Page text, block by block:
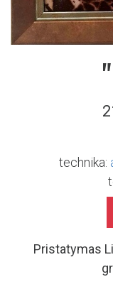
technika:
Pristatymas